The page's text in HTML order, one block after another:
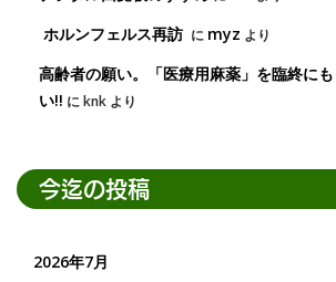
ホルンフェルス再訪 に myz より
高齢者の願い。「医療用麻薬」を臨終に
い!! にknk より
今迄の投稿
2026年7月